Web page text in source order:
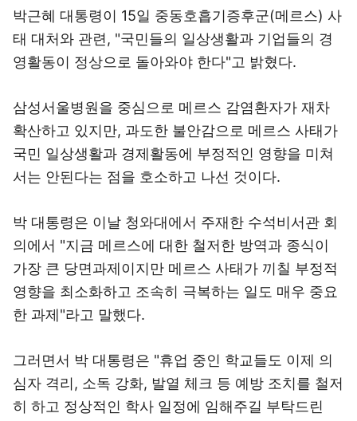
박근혜 대통령이 15일 중동호흡기증후군(메르스) 사
태 대처와 관련, "국민들의 일상생활과 기업들의 경
영활동이 정상으로 돌아와야 한다"고 밝혔다.
삼성서울병원을 중심으로 메르스 감염환자가 재차
확산하고 있지만, 과도한 불안감으로 메르스 사태가
국민 일상생활과 경제활동에 부정적인 영향을 미쳐
서는 안된다는 점을 호소하고 나선 것이다.
박 대통령은 이날 청와대에서 주재한 수석비서관 회
의에서 "지금 메르스에 대한 철저한 방역과 종식이
가장 큰 당면과제이지만 메르스 사태가 끼칠 부정적
영향을 최소화하고 조속히 극복하는 일도 매우 중요
한 과제"라고 말했다.
그러면서 박 대통령은 "휴업 중인 학교들도 이제 의
심자 격리, 소독 강화, 발열 체크 등 예방 조치를 철저
히 하고 정상적인 학사 일정에 임해주길 부탁드린